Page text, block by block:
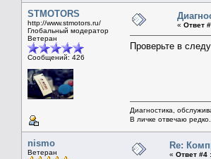
STMOTORS
http://www.stmotors.ru/
Глобальный модератор
Ветеран
Сообщений: 426
« Ответ
Проверьте в
Диагностика,
В личке отвечаю
nismo
Ветеран
Re:
« Ответ #4 :